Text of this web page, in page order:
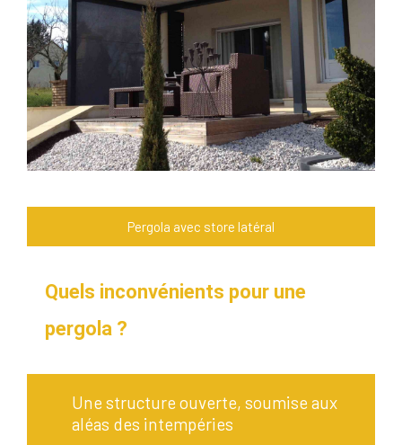
Pergola avec store latéral
Quels inconvénients pour une
pergola ?
Une structure ouverte, soumise aux
aléas des intempéries